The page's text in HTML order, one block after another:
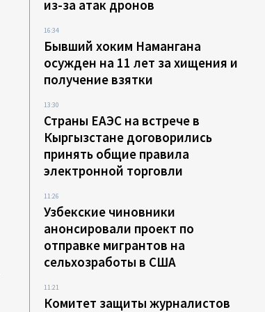
из-за атак дронов
16:34
Бывший хоким Намангана
осужден на 11 лет за хищения и
получение взятки
13:30
Страны ЕАЭС на встрече в
Кыргызстане договорились
принять общие правила
электронной торговли
11:26
Узбекские чиновники
анонсировали проект по
отправке мигрантов на
сельхозработы в США
11:21
Комитет защиты журналистов